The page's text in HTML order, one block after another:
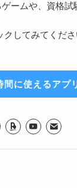
ームや、資格試
してみてくださ
間に使えるアプ